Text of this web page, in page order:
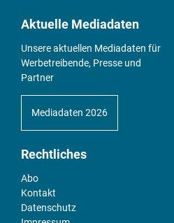
Aktuelle Mediadaten
Unsere aktuellen Mediadaten für
Werbetreibende, Presse und
Partner
Mediadaten 2026
Rechtliches
Abo
Kontakt
Datenschutz